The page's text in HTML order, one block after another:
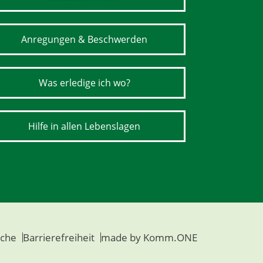
Anregungen & Beschwerden
Was erledige ich wo?
Hilfe in allen Lebenslagen
Barrierefreiheit made by Komm.ONE